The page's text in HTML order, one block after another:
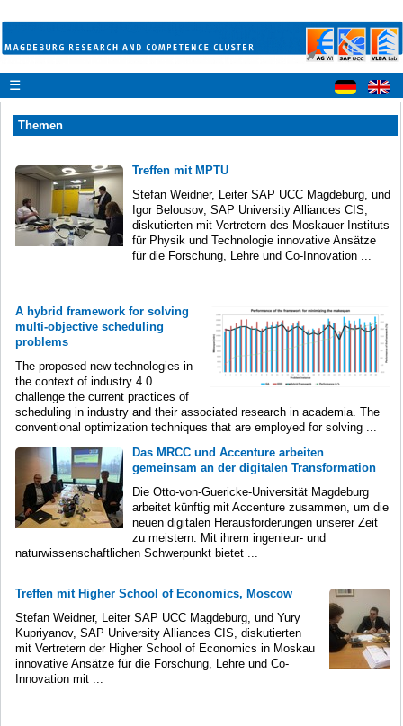
☰
Themen
Treffen mit MPTU
Stefan Weidner, Leiter SAP UCC Magdeburg, und
Igor Belousov, SAP University Alliances CIS,
diskutierten mit Vertretern des Moskauer Instituts
für Physik und Technologie innovative Ansätze
für die Forschung, Lehre und Co-Innovation ...
A hybrid framework for solving
multi-objective scheduling
problems
The proposed new technologies in
the context of industry 4.0
challenge the current practices of
scheduling in industry and their associated research in academia. The
conventional optimization techniques that are employed for solving ...
Das MRCC und Accenture arbeiten
gemeinsam an der digitalen Transformation
Die Otto-von-Guericke-Universität Magdeburg
arbeitet künftig mit Accenture zusammen, um die
neuen digitalen Herausforderungen unserer Zeit
zu meistern. Mit ihrem ingenieur- und
naturwissenschaftlichen Schwerpunkt bietet ...
Treffen mit Higher School of Economics, Moscow
Stefan Weidner, Leiter SAP UCC Magdeburg, und Yury
Kupriyanov, SAP University Alliances CIS, diskutierten
mit Vertretern der Higher School of Economics in Moskau
innovative Ansätze für die Forschung, Lehre und Co-
Innovation mit ...